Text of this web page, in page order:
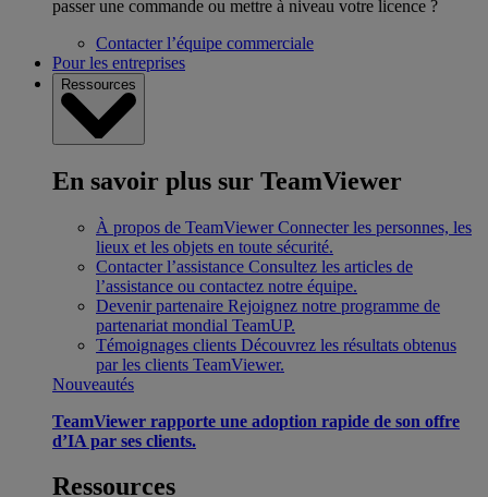
passer une commande ou mettre à niveau votre licence ?
Contacter l’équipe commerciale
Pour les entreprises
Ressources
En savoir plus sur TeamViewer
À propos de TeamViewer Connecter les personnes, les
lieux et les objets en toute sécurité.
Contacter l’assistance Consultez les articles de
l’assistance ou contactez notre équipe.
Devenir partenaire Rejoignez notre programme de
partenariat mondial TeamUP.
Témoignages clients Découvrez les résultats obtenus
par les clients TeamViewer.
Nouveautés
TeamViewer rapporte une adoption rapide de son offre
d’IA par ses clients.
Ressources